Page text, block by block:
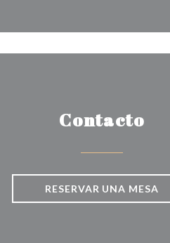
Contacto
RESERVAR UNA MESA